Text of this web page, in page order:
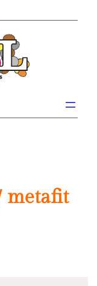
metafit